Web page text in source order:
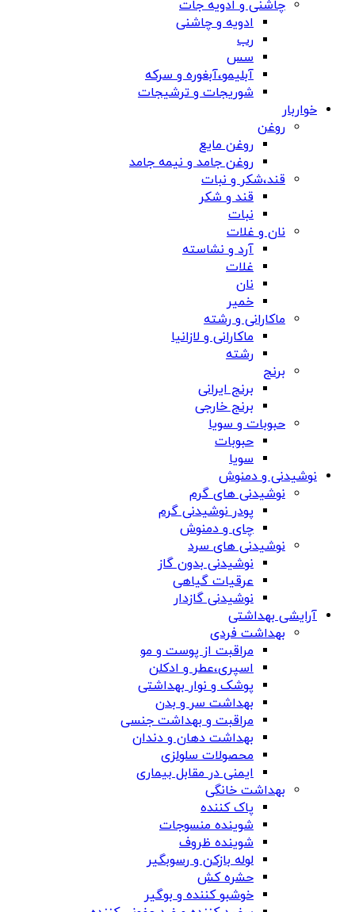
چاشنی و ادویه جات
ادویه و چاشنی
رب
سس
آبلیمو،آبغوره و سرکه
شوریجات و ترشیجات
خواربار
روغن
روغن مایع
روغن جامد و نیمه جامد
قند،شکر و نبات
قند و شکر
نبات
نان و غلات
آرد و نشاسته
غلات
نان
خمیر
ماکارانی و رشته
ماکارانی و لازانیا
رشته
برنج
برنج ایرانی
برنج خارجی
حبوبات و سویا
حبوبات
سویا
نوشیدنی و دمنوش
نوشیدنی های گرم
پودر نوشیدنی گرم
چای و دمنوش
نوشیدنی های سرد
نوشیدنی بدون گاز
عرقیات گیاهی
نوشیدنی گازدار
آرایشی بهداشتی
بهداشت فردی
مراقبت از پوست و مو
اسپری،عطر و ادکلن
پوشک و نوار بهداشتی
بهداشت سر و بدن
مراقبت و بهداشت جنسی
بهداشت دهان و دندان
محصولات سلولزی
ایمنی در مقابل بیماری
بهداشت خانگی
پاک کننده
شوینده منسوجات
شوینده ظروف
لوله بازکن و رسوبگیر
حشره کش
خوشبو کننده و بوگیر